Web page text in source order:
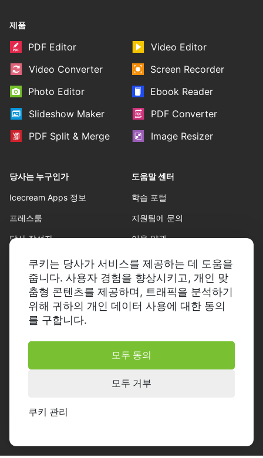
쿠키는 당사가 서비스를 제공하는 데 도움을
줍니다. 사용자 경험을 향상시키고, 개인 맞
춤형 콘텐츠를 제공하며, 트래픽을 분석하기
위해 귀하의 개인 데이터 사용에 대한 동의
를 구합니다.
모두 동의
모두 거부
쿠키 관리
© 2014-2026, Icecream Apps.
판권 소유
제품
PDF Editor
Video Editor
Video Converter
Screen Recorder
Photo Editor
Ebook Reader
Slideshow Maker
PDF Converter
PDF Split & Merge
Image Resizer
당사는 누구인가
Icecream Apps 정보
프레스룸
당사 작성자
파트너십
도움말 센터
학습 포털
지원팀에 문의
이용 약관
환불 정책
개인정보 보호정책